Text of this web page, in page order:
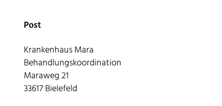
Post
Krankenhaus Mara
Behandlungskoordination
Maraweg 21
33617 Bielefeld